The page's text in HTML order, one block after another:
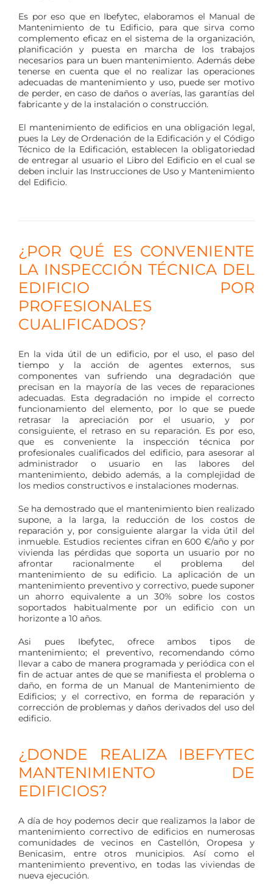
Es por eso que en Ibefytec, elaboramos el Manual de
Mantenimiento de tu Edificio, para que sirva como
complemento eficaz en el sistema de la organización,
planificación y puesta en marcha de los trabajos
necesarios para un buen mantenimiento. Además debe
tenerse en cuenta que el no realizar las operaciones
adecuadas de mantenimiento y uso, puede ser motivo
de perder, en caso de daños o averías, las garantías del
fabricante y de la instalación o construcción.
El mantenimiento de edificios en una obligación legal,
pues la Ley de Ordenación de la Edificación y el Código
Técnico de la Edificación, establecen la obligatoriedad
de entregar al usuario el Libro del Edificio en el cual se
deben incluir las Instrucciones de Uso y Mantenimiento
del Edificio.
¿POR QUÉ ES CONVENIENTE
LA INSPECCIÓN TÉCNICA DEL
EDIFICIO POR
PROFESIONALES
CUALIFICADOS?
En la vida útil de un edificio, por el uso, el paso del
tiempo y la acción de agentes externos, sus
componentes van sufriendo una degradación que
precisan en la mayoría de las veces de reparaciones
adecuadas. Esta degradación no impide el correcto
funcionamiento del elemento, por lo que se puede
retrasar la apreciación por el usuario, y por
consiguiente, el retraso en su reparación. Es por eso,
que es conveniente la inspección técnica por
profesionales cualificados del edificio, para asesorar al
administrador o usuario en las labores del
mantenimiento, debido además, a la complejidad de
los medios constructivos e instalaciones modernas.
Se ha demostrado que el mantenimiento bien realizado
supone, a la larga, la reducción de los costos de
reparación y, por consiguiente alargar la vida útil del
inmueble. Estudios recientes cifran en 600 €/año y por
vivienda las pérdidas que soporta un usuario por no
afrontar racionalmente el problema del
mantenimiento de su edificio. La aplicación de un
mantenimiento preventivo y correctivo, puede suponer
un ahorro equivalente a un 30% sobre los costos
soportados habitualmente por un edificio con un
horizonte a 10 años.
Asi pues Ibefytec, ofrece ambos tipos de
mantenimiento; el preventivo, recomendando cómo
llevar a cabo de manera programada y periódica con el
fin de actuar antes de que se manifiesta el problema o
daño, en forma de un Manual de Mantenimiento de
Edificios; y el correctivo, en forma de reparación y
corrección de problemas y daños derivados del uso del
edificio.
¿DONDE REALIZA IBEFYTEC
MANTENIMIENTO DE
EDIFICIOS?
A día de hoy podemos decir que realizamos la labor de
mantenimiento correctivo de edificios en numerosas
comunidades de vecinos en Castellón, Oropesa y
Benicasim, entre otros municipios. Así como el
mantenimiento preventivo, en todas las viviendas de
nueva ejecución.